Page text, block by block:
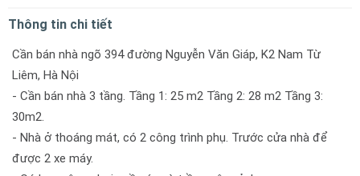
Thông tin chi tiết
Cần bán nhà ngõ 394 đường Nguyễn Văn Giáp, K2 Nam Từ
Liêm, Hà Nội
- Cần bán nhà 3 tầng. Tầng 1: 25 m2 Tầng 2: 28 m2 Tầng 3:
30m2.
- Nhà ở thoáng mát, có 2 công trình phụ. Trước cửa nhà để
được 2 xe máy.